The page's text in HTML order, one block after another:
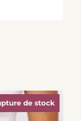
de stock